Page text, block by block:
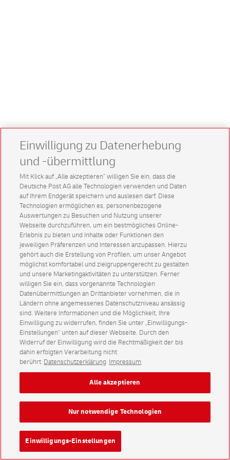
Einwilligung zu Datenerhebung
und -übermittlung
Mit Klick auf „Alle akzeptieren” willigen Sie ein, dass die
Deutsche Post AG alle Technologien verwenden und Daten
auf Ihrem Endgerät speichern und auslesen darf. Diese
Technologien ermöglichen es, personenbezogene
Auswertungen zu Besuchen und Nutzung unserer
Webseite durchzuführen, um ein bestmögliches Online-
Erlebnis zu bieten und Inhalte oder Funktionen den
jeweiligen Präferenzen und Interessen anzupassen. Hierzu
gehört auch die Erstellung von Profilen, um unser Angebot
möglichst komfortabel und zielgruppengerecht zu gestalten
und unsere Marketingaktivitäten zu unterstützen. Ferner
willigen Sie ein, dass vorgenannte Technologien
Datenübermittlungen an Drittanbieter vornehmen, die in
Ländern ohne angemessenes Datenschutzniveau ansässig
sind. Weitere Informationen und die Möglichkeit, Ihre
Einwilligung zu widerrufen, finden Sie unter „Einwilligungs-
Einstellungen“ unten auf dieser Webseite. Durch den
Widerruf der Einwilligung wird die Rechtmäßigkeit der bis
dahin erfolgten Verarbeitung nicht
berührt Datenschutzerklärung Impressum
Einwilligungs-Einstellungen
Nur notwendige Technologien
Alle akzeptieren